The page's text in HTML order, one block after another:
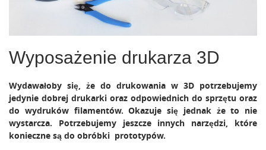
Wyposażenie drukarza 3D
Wydawałoby się, że do drukowania w 3D potrzebujemy
jedynie dobrej drukarki oraz odpowiednich do sprzętu oraz
do wydruków filamentów. Okazuje się jednak że to nie
wystarcza. Potrzebujemy jeszcze innych narzędzi, które
konieczne są do obróbki prototypów.